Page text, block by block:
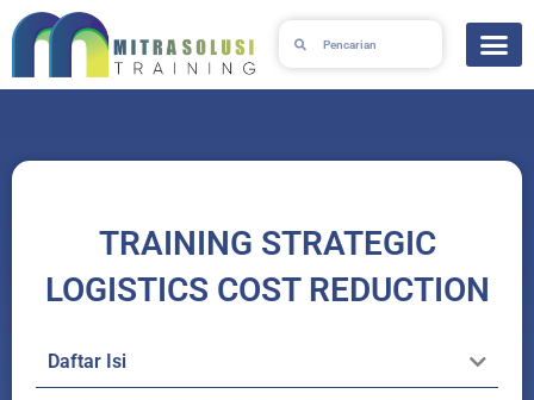
Skip
to
TRAINING STRATEGIC
LOGISTICS COST REDUCTION
Daftar Isi